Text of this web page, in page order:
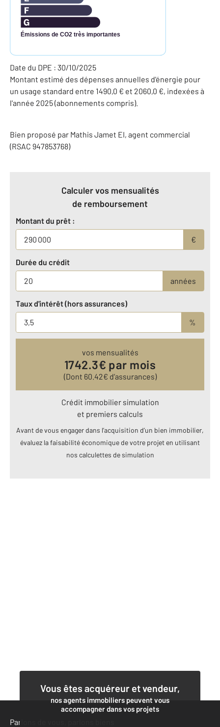
Émissions de CO2 très importantes
Date du DPE : 30/10/2025
Montant estimé des dépenses annuelles d'énergie pour
un usage standard entre 1490,0 € et 2060,0 €, indexées à
l'année 2025 (abonnements compris).
Bien proposé par Mathis Jamet EI, agent commercial
(RSAC 947853768)
Calculer vos mensualités
de remboursement
Montant du prêt :
€
Durée du crédit
années
Taux d'intérêt (hors assurances)
%
vos mensualités
1742.3€ par mois
(Dont 60.42€ d’assurances)
Crédit immobilier simulation
et premiers calculs
Avant de vous engager dans l’acquisition d’un bien immobilier,
évaluez la faisabilité économique de votre projet en utilisant
nos calculettes de simulation
Vous êtes acquéreur et vendeur,
nos agents immobiliers peuvent vous
accompagner dans vos projets
Parlons de vous, parlons biens